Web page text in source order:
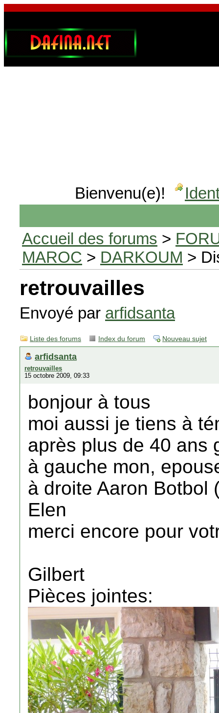
Bienvenu(e)!
Accueil des forums >
MAROC > DARKOUM >
retrouvailles
Envoyé par arfidsanta
Liste des forums Index du forum Nouveau sujet
arfidsanta
retrouvailles
15 octobre 2009, 09:33
bonjour à tous
moi aussi je tiens à
après plus de 40 ans
à gauche mon,
à droite Aaron Botbol
Elen
merci encore pour
Gilbert
Pièces jointes: